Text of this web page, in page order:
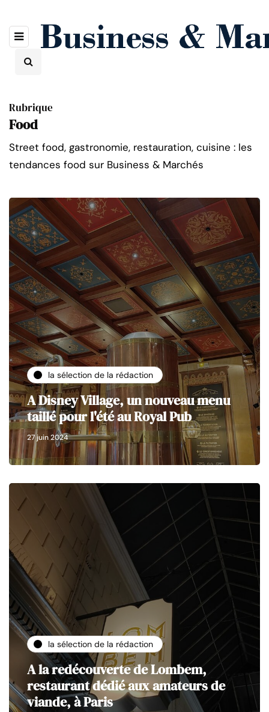
Rubrique
Food
Street food, gastronomie, restauration, cuisine : les
tendances food sur Business & Marchés
la sélection de la rédaction
A Disney Village, un nouveau menu
taillé pour l'été au Royal Pub
27 juin 2024
la sélection de la rédaction
A la redécouverte de Lombem,
restaurant dédié aux amateurs de
viande, à Paris